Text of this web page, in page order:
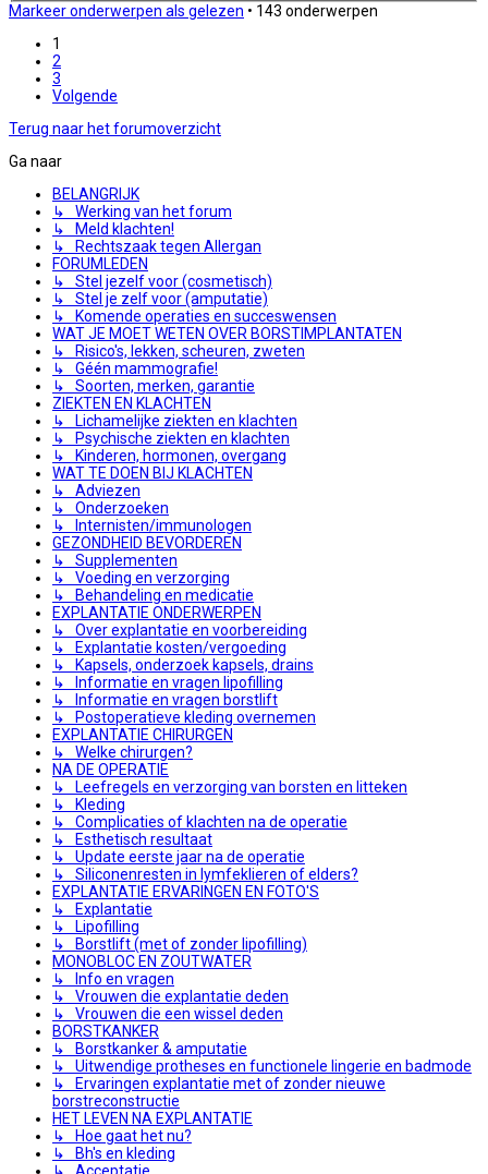
Markeer onderwerpen als gelezen • 143 onderwerpen
1
2
3
Volgende
Terug naar het forumoverzicht
Ga naar
BELANGRIJK
↳ Werking van het forum
↳ Meld klachten!
↳ Rechtszaak tegen Allergan
FORUMLEDEN
↳ Stel jezelf voor (cosmetisch)
↳ Stel je zelf voor (amputatie)
↳ Komende operaties en succeswensen
WAT JE MOET WETEN OVER BORSTIMPLANTATEN
↳ Risico's, lekken, scheuren, zweten
↳ Géén mammografie!
↳ Soorten, merken, garantie
ZIEKTEN EN KLACHTEN
↳ Lichamelijke ziekten en klachten
↳ Psychische ziekten en klachten
↳ Kinderen, hormonen, overgang
WAT TE DOEN BIJ KLACHTEN
↳ Adviezen
↳ Onderzoeken
↳ Internisten/immunologen
GEZONDHEID BEVORDEREN
↳ Supplementen
↳ Voeding en verzorging
↳ Behandeling en medicatie
EXPLANTATIE ONDERWERPEN
↳ Over explantatie en voorbereiding
↳ Explantatie kosten/vergoeding
↳ Kapsels, onderzoek kapsels, drains
↳ Informatie en vragen lipofilling
↳ Informatie en vragen borstlift
↳ Postoperatieve kleding overnemen
EXPLANTATIE CHIRURGEN
↳ Welke chirurgen?
NA DE OPERATIE
↳ Leefregels en verzorging van borsten en litteken
↳ Kleding
↳ Complicaties of klachten na de operatie
↳ Esthetisch resultaat
↳ Update eerste jaar na de operatie
↳ Siliconenresten in lymfeklieren of elders?
EXPLANTATIE ERVARINGEN EN FOTO'S
↳ Explantatie
↳ Lipofilling
↳ Borstlift (met of zonder lipofilling)
MONOBLOC EN ZOUTWATER
↳ Info en vragen
↳ Vrouwen die explantatie deden
↳ Vrouwen die een wissel deden
BORSTKANKER
↳ Borstkanker & amputatie
↳ Uitwendige protheses en functionele lingerie en badmode
↳ Ervaringen explantatie met of zonder nieuwe
borstreconstructie
HET LEVEN NA EXPLANTATIE
↳ Hoe gaat het nu?
↳ Bh's en kleding
↳ Acceptatie